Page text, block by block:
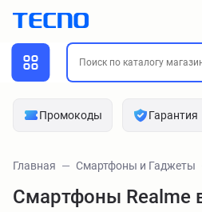
Промокоды Гарантия
Главная Смартфоны и Гаджеты
Смартфоны Realme